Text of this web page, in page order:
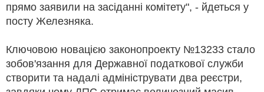
прямо заявили на засіданні комітету", - йдеться у
посту Железняка.
Ключовою новацією законопроекту №13233 стало
зобов'язання для Державної податкової служби
створити та надалі адмініструвати два реєстри,